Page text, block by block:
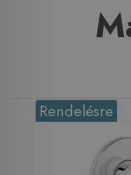
Rendelésre